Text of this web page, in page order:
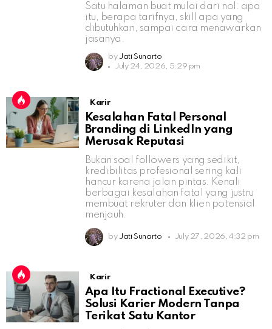
Satu halaman buat mulai dari nol: apa
itu, berapa tarifnya, skill apa yang
dibutuhkan, sampai cara menawarkan
jasanya.
by Jati Sunarto
July 24, 2026, 5:29 pm
Karir
Kesalahan Fatal Personal
Branding di LinkedIn yang
Merusak Reputasi
Bukan soal followers yang sedikit,
kredibilitas profesional sering kali
hancur karena jalan pintas. Kenali
berbagai kesalahan fatal yang justru
membuat rekruter dan klien potensial
menjauh.
by Jati Sunarto July 27, 2026, 4:32 pm
Karir
Apa Itu Fractional Executive?
Solusi Karier Modern Tanpa
Terikat Satu Kantor